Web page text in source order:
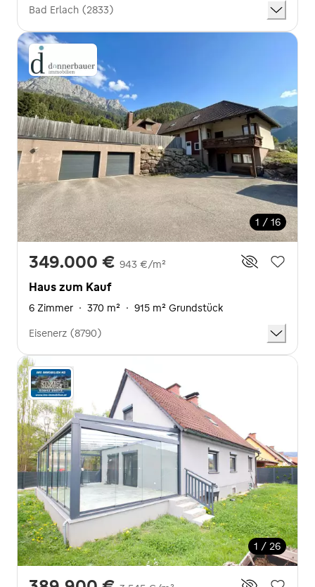
Bad Erlach (2833)
1 / 16
349.000 € 943 €/m²
Haus zum Kauf
6 Zimmer · 370 m² · 915 m² Grundstück
Eisenerz (8790)
1 / 26